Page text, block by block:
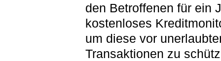
den Betroffenen für ein
kostenloses
um diese vor
Transaktionen zu